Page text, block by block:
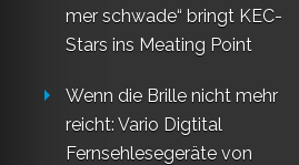
mer schwade“ bringt KEC-
Stars ins Meating Point
Wenn die Brille nicht mehr
reicht: Vario Digtital
Fernsehlesegeräte von